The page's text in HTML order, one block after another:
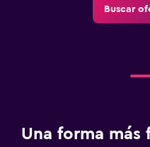
Buscar
Una forma más